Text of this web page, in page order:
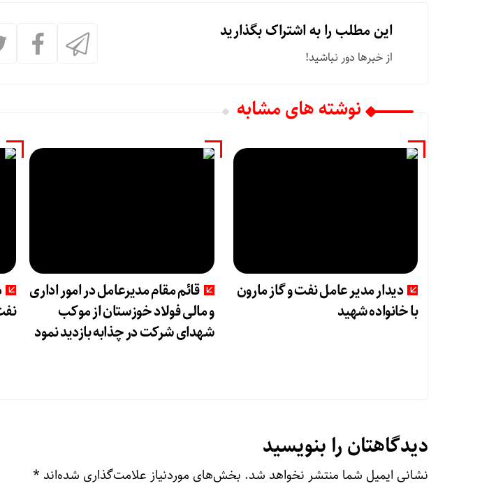
این مطلب را به اشتراک بگذارید
از خبرها دور نباشید!
نوشته های مشابه
دیدار مدیر عامل نفت و گاز مارون
با خانواده شهید
قائم مقام مدیرعامل در امور اداری
و مالی فولاد خوزستان از موکب
شهدای شرکت در چذابه بازدید نمود
دیدگاهتان را بنویسید
نشانی ایمیل شما منتشر نخواهد شد. بخش‌های موردنیاز علامت‌گذاری شده‌اند *